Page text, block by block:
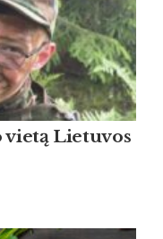
vietą Lie­tu­vos